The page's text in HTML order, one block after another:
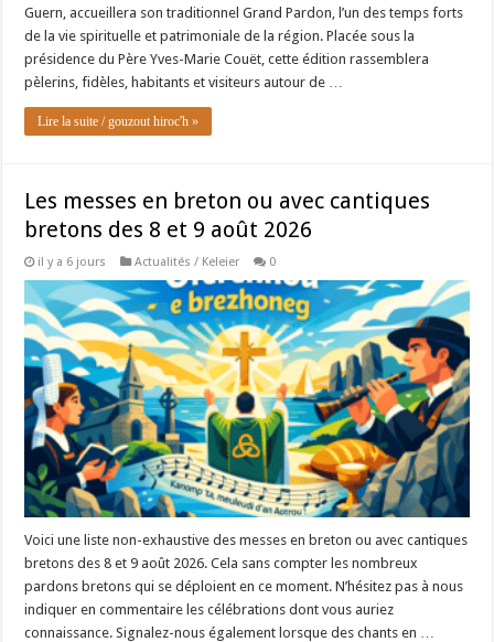
Guern, accueillera son traditionnel Grand Pardon, l’un des temps forts
de la vie spirituelle et patrimoniale de la région. Placée sous la
présidence du Père Yves-Marie Couët, cette édition rassemblera
pèlerins, fidèles, habitants et visiteurs autour de …
Lire la suite / gouzout hiroc'h »
Les messes en breton ou avec cantiques
bretons des 8 et 9 août 2026
il y a 6 jours Actualités / Keleier 0
Voici une liste non-exhaustive des messes en breton ou avec cantiques
bretons des 8 et 9 août 2026. Cela sans compter les nombreux
pardons bretons qui se déploient en ce moment. N’hésitez pas à nous
indiquer en commentaire les célébrations dont vous auriez
connaissance. Signalez-nous également lorsque des chants en …